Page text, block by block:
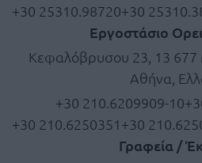
+30 25310.98720+30
Εργοστάσιο
Κεφαλόβρυσου 23, 13 677
Αθήνα,
+30 210.6209909-10
+30 210.6250351 +30
Γραφεία /